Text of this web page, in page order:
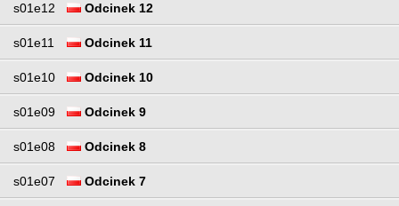
s01e12 Odcinek 12
s01e11 Odcinek 11
s01e10 Odcinek 10
s01e09 Odcinek 9
s01e08 Odcinek 8
s01e07 Odcinek 7